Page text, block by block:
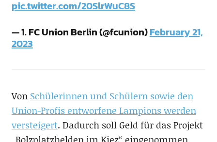
pic.twitter.com/20SlrWuC8S
— 1. FC Union Berlin (@fcunion)February 21,
2023
Von Schülerinnen und Schülern sowie den
Union-Profis entworfene Lampions werden
versteigert. Dadurch soll Geld für das Projekt
„Bolzplatzhelden im Kiez“ eingenommen